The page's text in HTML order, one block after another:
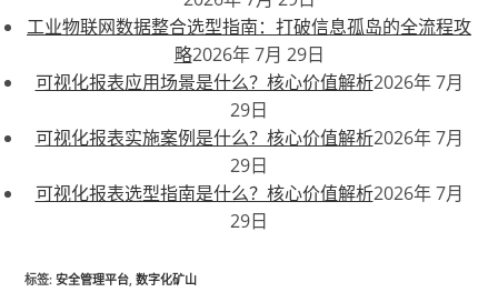
工业物联网数据整合选型指南：打破信息孤岛的全流程攻
略2026年 7月 29日
可视化报表应用场景是什么？核心价值解析2026年 7月
29日
可视化报表实施案例是什么？核心价值解析2026年 7月
29日
可视化报表选型指南是什么？核心价值解析2026年 7月
29日
标签:安全管理平台 数字化矿山